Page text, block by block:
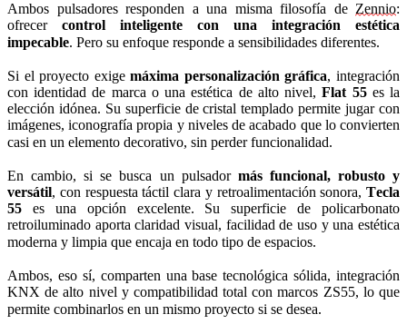
Ambos pulsadores responden a una misma filosofía de Zennio:
ofrecer control inteligente con una integración estética
impecable. Pero su enfoque responde a sensibilidades diferentes.
Si el proyecto exige máxima personalización gráfica, integración
con identidad de marca o una estética de alto nivel, Flat 55 es la
elección idónea. Su superficie de cristal templado permite jugar con
imágenes, iconografía propia y niveles de acabado que lo convierten
casi en un elemento decorativo, sin perder funcionalidad.
En cambio, si se busca un pulsador más funcional, robusto y
versátil, con respuesta táctil clara y retroalimentación sonora, Tecla
55 es una opción excelente. Su superficie de policarbonato
retroiluminado aporta claridad visual, facilidad de uso y una estética
moderna y limpia que encaja en todo tipo de espacios.
Ambos, eso sí, comparten una base tecnológica sólida, integración
KNX de alto nivel y compatibilidad total con marcos ZS55, lo que
permite combinarlos en un mismo proyecto si se desea.